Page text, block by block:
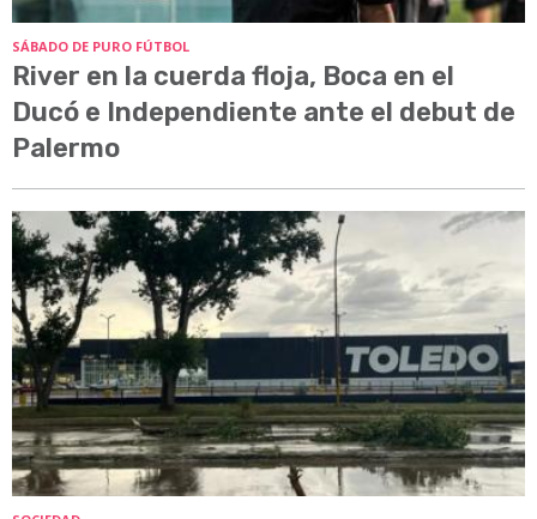
SÁBADO DE PURO FÚTBOL
River en la cuerda floja, Boca en el
Ducó e Independiente ante el debut de
Palermo